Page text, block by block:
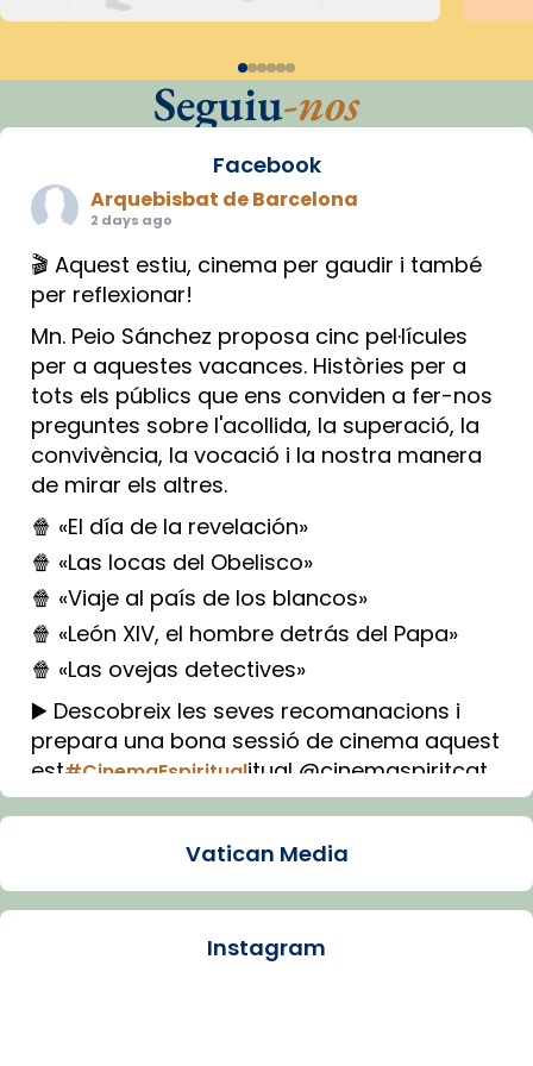
Seguiu-nos
Facebook
Arquebisbat de Barcelona
2 days ago
🎬 Aquest estiu, cinema per gaudir i també
per reflexionar!
Mn. Peio Sánchez proposa cinc pel·lícules
per a aquestes vacances. Històries per a
tots els públics que ens conviden a fer-nos
preguntes sobre l'acollida, la superació, la
convivència, la vocació i la nostra manera
de mirar els altres.
🍿 «El día de la revelación»
🍿 «Las locas del Obelisco»
🍿 «Viaje al país de los blancos»
🍿 «León XIV, el hombre detrás del Papa»
🍿 «Las ovejas detectives»
▶️ Descobreix les seves recomanacions i
prepara una bona sessió de cinema aquest
est#CinemaEspiritualitual @cinemaspiritcat
Imatge: Generada amb IA (OpenAI)
Arquebisbat de Barcelona
Vatican Media
Instagram